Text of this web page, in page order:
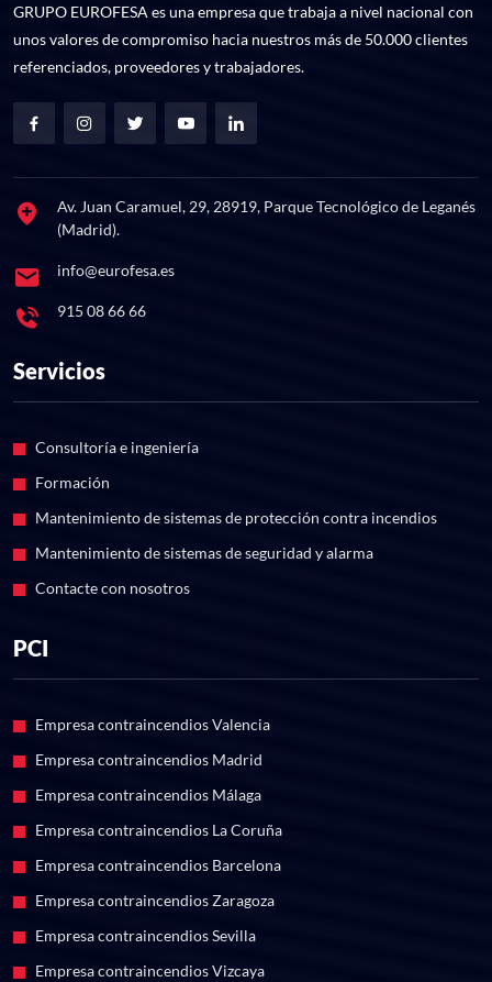
GRUPO EUROFESA es una empresa que trabaja a nivel nacional con
unos valores de compromiso hacia nuestros más de 50.000 clientes
referenciados, proveedores y trabajadores.
Av. Juan Caramuel, 29, 28919, Parque Tecnológico de Leganés
(Madrid).
info@eurofesa.es
915 08 66 66
Servicios
Consultoría e ingeniería
Formación
Mantenimiento de sistemas de protección contra incendios
Mantenimiento de sistemas de seguridad y alarma
Contacte con nosotros
PCI
Empresa contraincendios Valencia
Empresa contraincendios Madrid
Empresa contraincendios Málaga
Empresa contraincendios La Coruña
Empresa contraincendios Barcelona
Empresa contraincendios Zaragoza
Empresa contraincendios Sevilla
Empresa contraincendios Vizcaya